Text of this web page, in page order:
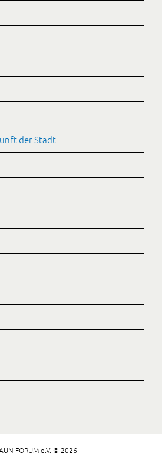
der Stadt
FORUM e.V. © 2026